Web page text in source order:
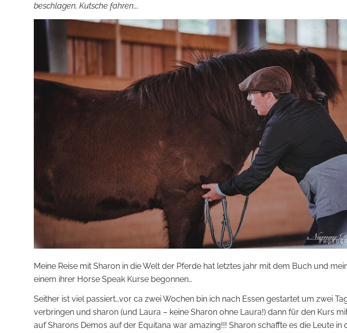
beschlagen, Kutsche fahren….
Meine Reise mit Sharon in die Welt der Pferde hat letztes jahr mit dem Buch und
einem ihrer Horse Speak Kurse begonnen…
Seither ist viel passiert…vor ca zwei Wochen bin ich nach Essen gestartet um zwei
verbringen und sharon (und Laura – keine Sharon ohne Laura!) dann für den Kurs
auf Sharons Demos auf der Equitana war amazing!!! Sharon schaffte es die Leute in